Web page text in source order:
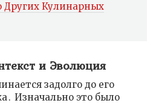
Других Кулинарных
и Эволюция
задолго до его
Изначально это было